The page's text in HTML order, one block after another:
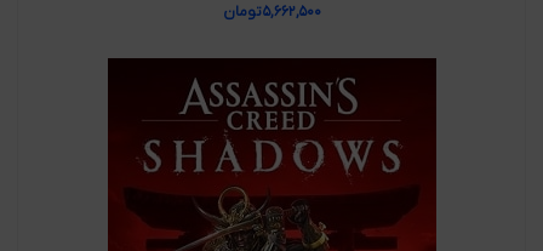
۵,۶۶۲,۵۰۰تومان